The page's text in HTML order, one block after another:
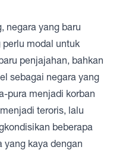
negara yang baru
perlu modal untuk
penjajahan, bahkan
sebagai negara yang
pura menjadi korban
teroris, lalu
beberapa
yang kaya dengan